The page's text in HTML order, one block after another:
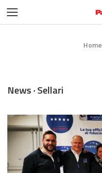
Home
News · Sellari